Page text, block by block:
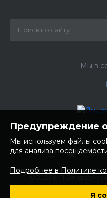
Мы в
ИНН:
Предупреждение
Мы используем файлы
для анализа
Подробнее в Политике
Я